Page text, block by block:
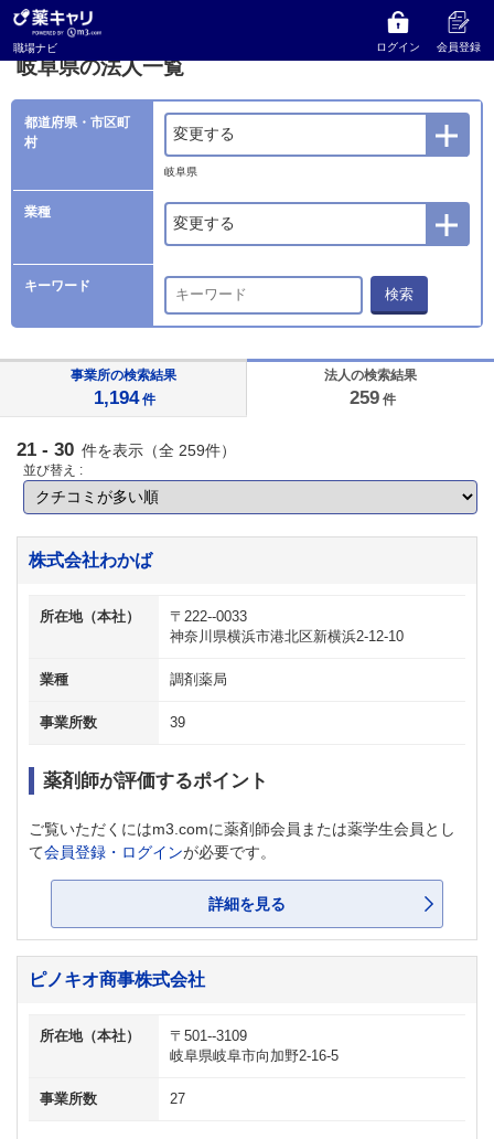
職場ナビ ログイン 会員登録
薬キャリ 職場ナビ
岐阜県の法人一覧
都道府県・市区町
村
変更する
岐阜県
業種
変更する
キーワード 検索
事業所の検索結果
1,194 件
法人の検索結果
259 件
21 - 30 件を表示（全 259件）
並び替え :
株式会社わかば
所在地（本社）
〒222--0033
神奈川県横浜市港北区新横浜2-12-10
業種 調剤薬局
事業所数 39
薬剤師が評価するポイント
ご覧いただくにはm3.comに薬剤師会員または薬学生会員とし
て会員登録・ログインが必要です。
詳細を見る
ピノキオ商事株式会社
所在地（本社）
〒501--3109
岐阜県岐阜市向加野2-16-5
事業所数 27